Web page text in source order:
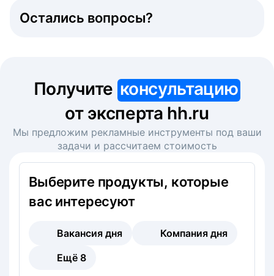
Остались вопросы?
Получите консультацию
от эксперта hh.ru
Мы предложим рекламные инструменты под ваши
задачи и рассчитаем стоимость
Выберите продукты, которые
вас интересуют
Вакансия дня
Компания дня
Ещё 8